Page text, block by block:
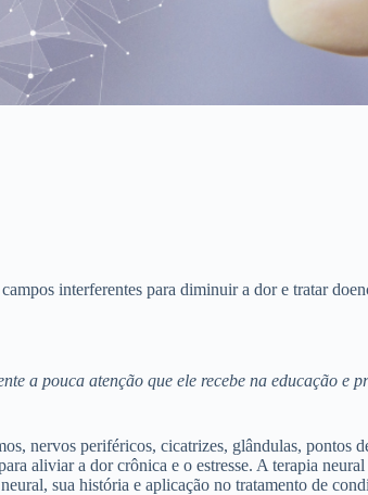
interferentes para diminuir a dor e tratar
a pouca atenção que ele recebe na educação
nervos periféricos, cicatrizes, glândulas,
aliviar a dor crônica e o estresse. A terapia
sua história e aplicação no tratamento de